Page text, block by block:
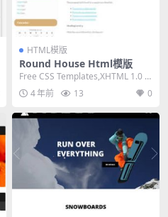
HTML模版
Round House Html模版
Free CSS Templates,XHTML 1.0 St
rict,Flui...
4 年前 13 0